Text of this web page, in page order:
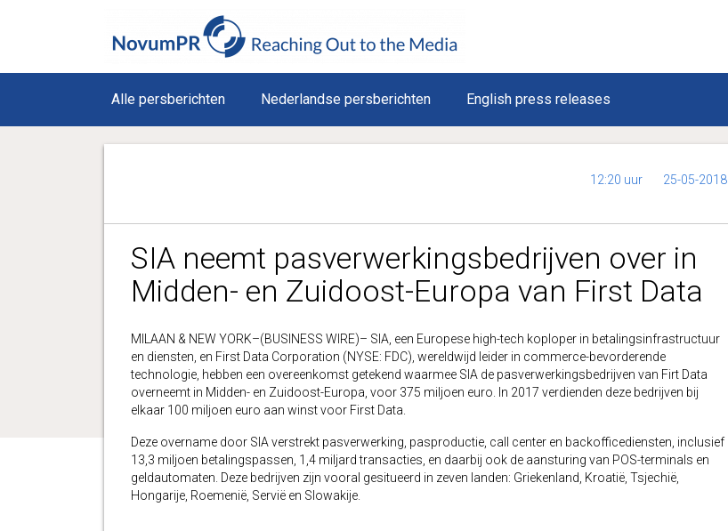
Alle persberichten Nederlandse persberichten English press releases
12:20 uur 25-05-2018
SIA neemt pasverwerkingsbedrijven over in
Midden- en Zuidoost-Europa van First Data
MILAAN & NEW YORK–(BUSINESS WIRE)– SIA, een Europese high-tech koploper in betalingsinfrastructuur
en diensten, en First Data Corporation (NYSE: FDC), wereldwijd leider in commerce-bevorderende
technologie, hebben een overeenkomst getekend waarmee SIA de pasverwerkingsbedrijven van Firt Data
overneemt in Midden- en Zuidoost-Europa, voor 375 miljoen euro. In 2017 verdienden deze bedrijven bij
elkaar 100 miljoen euro aan winst voor First Data.
Deze overname door SIA verstrekt pasverwerking, pasproductie, call center en backofficediensten, inclusief
13,3 miljoen betalingspassen, 1,4 miljard transacties, en daarbij ook de aansturing van POS-terminals en
geldautomaten. Deze bedrijven zijn vooral gesitueerd in zeven landen: Griekenland, Kroatië, Tsjechië,
Hongarije, Roemenië, Servië en Slowakije.